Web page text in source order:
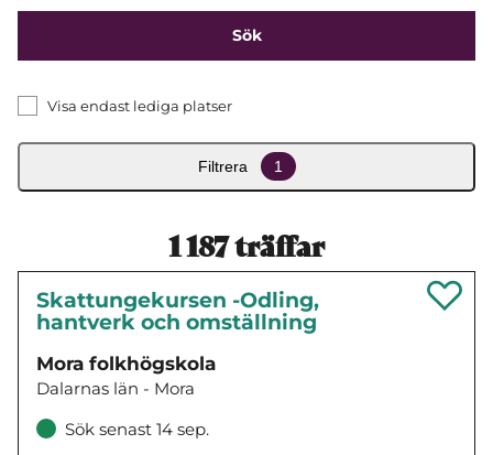
Visa endast lediga platser
Filtrera 1
1 187träffar
Skattungekursen -Odling,
hantverk och omställning
Mora folkhögskola
Dalarnas län - Mora
Sök senast 14 sep.